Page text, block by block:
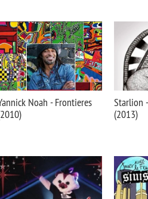
Noah - Frontieres
Starlion
(2013)